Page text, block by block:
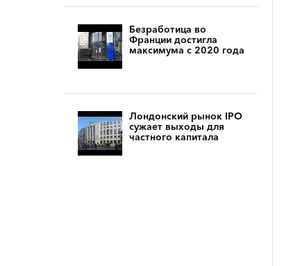
Безработица во
Франции достигла
максимума с 2020 года
Лондонский рынок IPO
сужает выходы для
частного капитала